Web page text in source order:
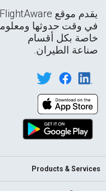
في وقت حدوثها
خاصة بكل أقسام
صناعة الطيران.
Products & Services